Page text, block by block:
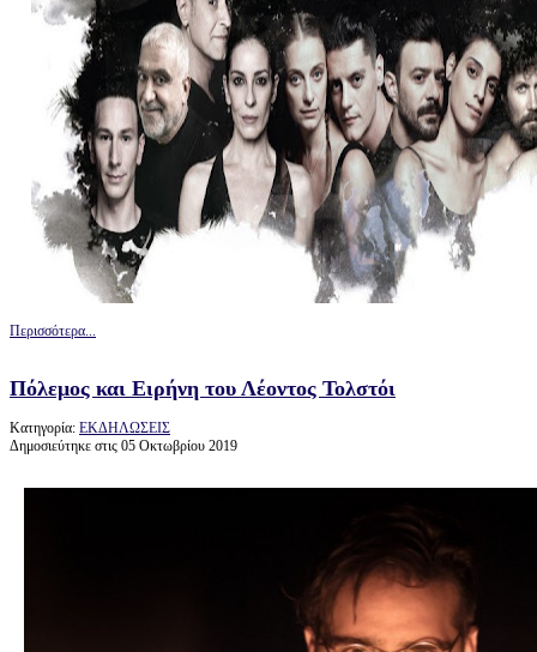
Περισσότερα...
Πόλεμος και Ειρήνη του Λέοντος Τολστόι
Κατηγορία: ΕΚΔΗΛΩΣΕΙΣ
Δημοσιεύτηκε στις 05 Οκτωβρίου 2019